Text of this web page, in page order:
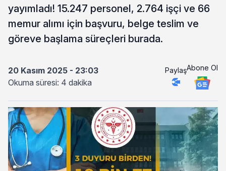
yayımladı! 15.247 personel, 2.764 işçi ve 66
memur alımı için başvuru, belge teslim ve
göreve başlama süreçleri burada.
20 Kasım 2025 - 23:03
Okuma süresi: 4 dakika
PaylaşAbone Ol